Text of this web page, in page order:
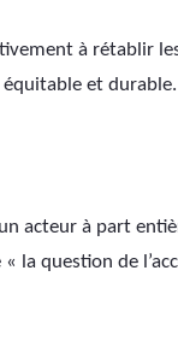
à rétablir
équitable et durable.
acteur à part
la question de